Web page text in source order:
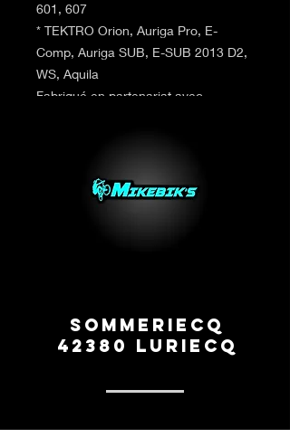
601, 607
* TEKTRO Orion, Auriga Pro, E-
Comp, Auriga SUB, E-SUB 2013 D2,
WS, Aquila
Fabriqué en partenariat avec
Sommeriecq
42380 Luriecq